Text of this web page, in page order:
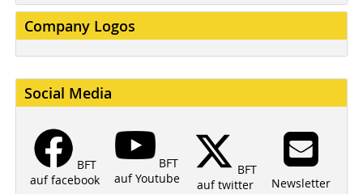
Company Logos
Social Media
BFT
auf facebook
BFT
auf Youtube
BFT
auf twitter
Newsletter